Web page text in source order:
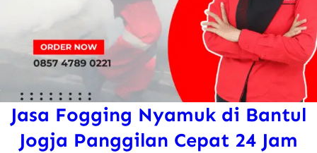
Jasa Fogging Nyamuk di Bantul
Jogja Panggilan Cepat 24 Jam